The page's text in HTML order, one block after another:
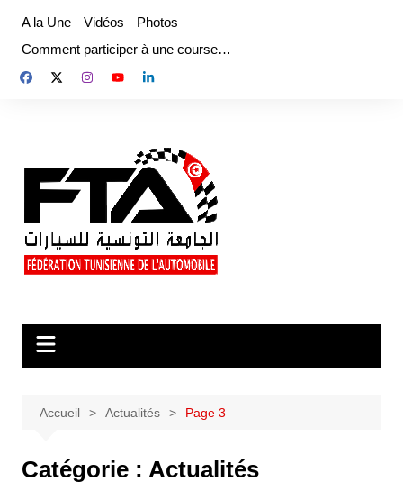
contenu
A la Une Vidéos
Photos
Comment participer à une course…
Accueil Actualités Page 3
Catégorie : Actualités